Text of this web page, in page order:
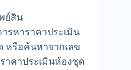
ย์สิน
รหาราคาประเมิน
หรือค้นหาจากเลข
าคาประเมินห้องชุด